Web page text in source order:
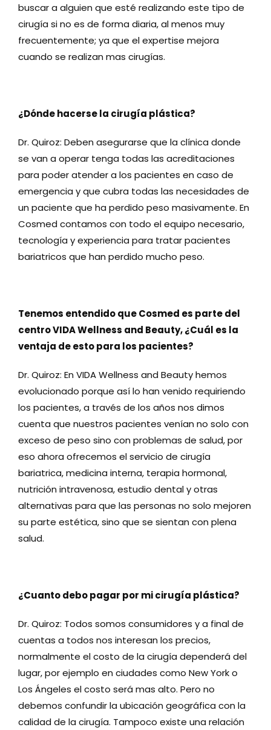
buscar a alguien que esté realizando este tipo de
cirugía si no es de forma diaria, al menos muy
frecuentemente; ya que el expertise mejora
cuando se realizan mas cirugías.
¿Dónde hacerse la cirugía plástica?
Dr. Quiroz: Deben asegurarse que la clínica donde
se van a operar tenga todas las acreditaciones
para poder atender a los pacientes en caso de
emergencia y que cubra todas las necesidades de
un paciente que ha perdido peso masivamente. En
Cosmed contamos con todo el equipo necesario,
tecnología y experiencia para tratar pacientes
bariatricos que han perdido mucho peso.
Tenemos entendido que Cosmed es parte del
centro VIDA Wellness and Beauty, ¿Cuál es la
ventaja de esto para los pacientes?
Dr. Quiroz: En VIDA Wellness and Beauty hemos
evolucionado porque así lo han venido requiriendo
los pacientes, a través de los años nos dimos
cuenta que nuestros pacientes venían no solo con
exceso de peso sino con problemas de salud, por
eso ahora ofrecemos el servicio de cirugía
bariatrica, medicina interna, terapia hormonal,
nutrición intravenosa, estudio dental y otras
alternativas para que las personas no solo mejoren
su parte estética, sino que se sientan con plena
salud.
¿Cuanto debo pagar por mi cirugía plástica?
Dr. Quiroz: Todos somos consumidores y a final de
cuentas a todos nos interesan los precios,
normalmente el costo de la cirugía dependerá del
lugar, por ejemplo en ciudades como New York o
Los Ángeles el costo será mas alto. Pero no
debemos confundir la ubicación geográfica con la
calidad de la cirugía. Tampoco existe una relación